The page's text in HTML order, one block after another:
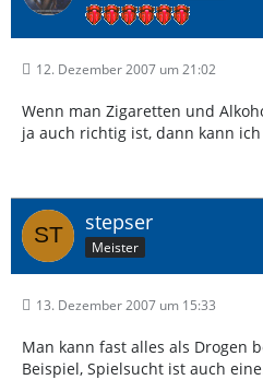
12. Dezember 2007 um 21:02
Wenn man Zigaretten und
ja auch richtig ist, dann kann
stepser
Meister
13. Dezember 2007 um 15:33
Man kann fast alles als Drogen
Beispiel, Spielsucht ist auch